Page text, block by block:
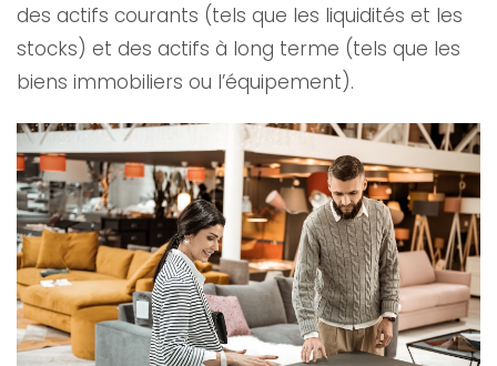
des actifs courants (tels que les liquidités et les
stocks) et des actifs à long terme (tels que les
biens immobiliers ou l’équipement).